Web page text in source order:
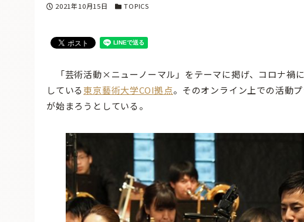
投稿日
2021年10月15日 カテゴリー
TOPICS
「芸術活動×ニューノーマル」をテーマに掲げ、コロナ禍
している東京藝術大学COI拠点。そのオンライン上での活動
が始まろうとしている。